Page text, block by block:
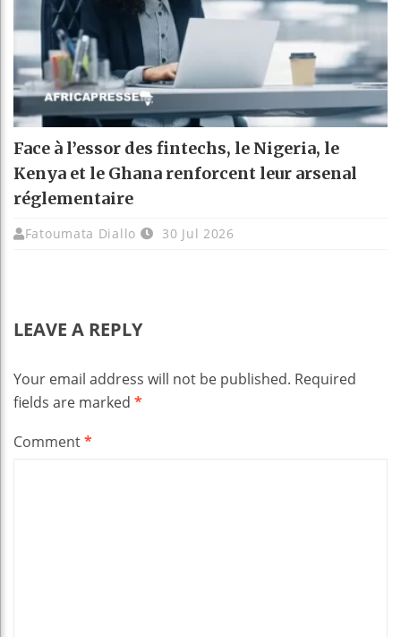
Face à l’essor des fintechs, le Nigeria, le
Kenya et le Ghana renforcent leur arsenal
réglementaire
Fatoumata Diallo 30 Jul 2026
LEAVE A REPLY
Your email address will not be published. Required
fields are marked *
Comment*